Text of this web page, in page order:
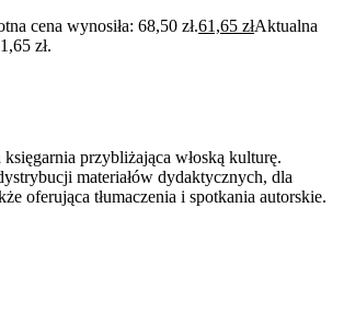
cena wynosiła: 68,50 zł.61,65złAktualna
zł.
przybliżająca włoską kulturę.
materiałów dydaktycznych, dla
oferująca tłumaczenia i spotkania autorskie.